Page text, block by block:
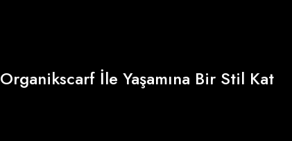
Organikscarf İle Yaşamına Bir Stil Kat